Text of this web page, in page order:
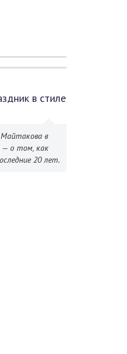
в стиле
в
— о том, как
20 лет.